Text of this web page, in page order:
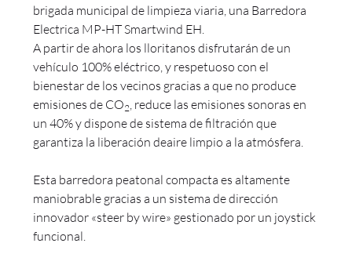
brigada municipal de limpieza viaria, una Barredora
Electrica MP-HT Smartwind EH.
A partir de ahora los lloritanos disfrutarán de un
vehículo 100% eléctrico, y respetuoso con el
bienestar de los vecinos gracias a que no produce
emisiones de CO2 , reduce las emisiones sonoras en
un 40% y dispone de sistema de filtración que
garantiza la liberación deaire limpio a la atmósfera.
Esta barredora peatonal compacta es altamente
maniobrable gracias a un sistema de dirección
innovador «steer by wire» gestionado por un joystick
funcional.